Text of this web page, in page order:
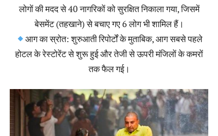
लोगों की मदद से 40 नागरिकों को सुरक्षित निकाला गया, जिसमें
बेसमेंट (तहखाने) से बचाए गए 6 लोग भी शामिल हैं।
आग का स्रोत: शुरुआती रिपोर्टों के मुताबिक, आग सबसे पहले
होटल के रेस्टोरेंट से शुरू हुई और तेजी से ऊपरी मंजिलों के कमरों
तक फैल गई।